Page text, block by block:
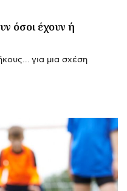
όσοι έχουν ή
για μια σχέση